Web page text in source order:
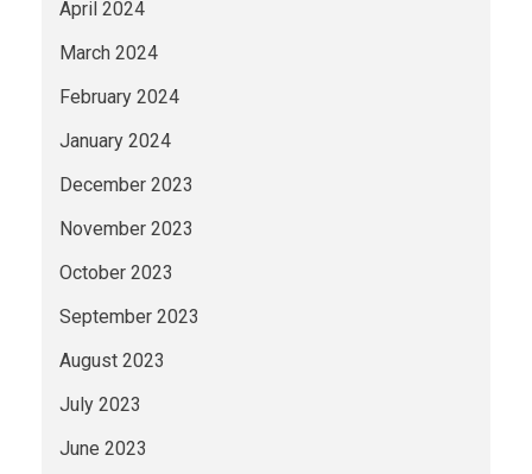
April 2024
March 2024
February 2024
January 2024
December 2023
November 2023
October 2023
September 2023
August 2023
July 2023
June 2023